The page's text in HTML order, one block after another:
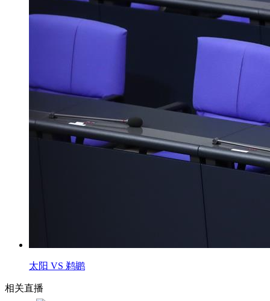
太阳 VS 鹈鹕
相关直播